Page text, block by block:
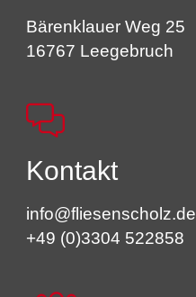
Bärenklauer Weg 25
16767 Leegebruch
Kontakt
info@fliesenscholz.de
+49 (0)3304 522858